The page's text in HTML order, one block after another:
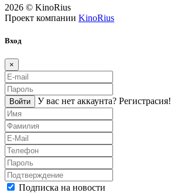
2026 © KinoRius
Проект компании KinoRius
Вход
×
Войти У вас нет аккаунта? Регистраcия!
Подписка на новости